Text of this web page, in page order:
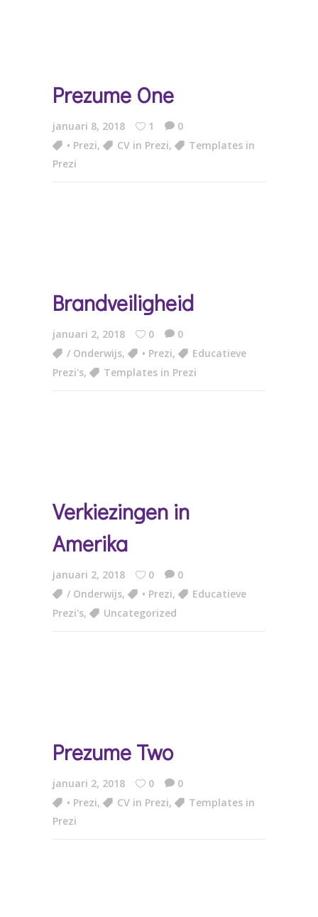
Prezume One
januari 8, 2018 1
0
• Prezi, CV in Prezi,
Templates in
Prezi
Brandveiligheid
januari 2, 2018 0
0
/ Onderwijs, • Prezi,
Educatieve
Prezi's, Templates in Prezi
Verkiezingen in
Amerika
januari 2, 2018 0
0
/ Onderwijs, • Prezi,
Educatieve
Prezi's, Uncategorized
Prezume Two
januari 2, 2018 0
0
• Prezi, CV in Prezi,
Templates in
Prezi